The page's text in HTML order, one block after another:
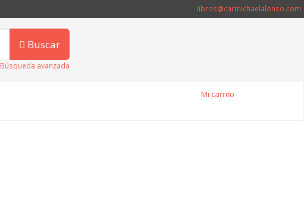
libros@carmichaelalonso.com
Buscar
Búsqueda avanzada
Mi carrito